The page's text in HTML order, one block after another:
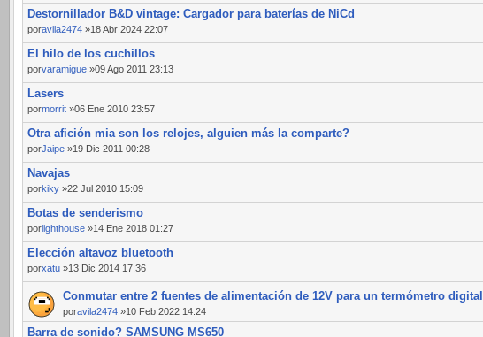
Destornillador B&D vintage: Cargador para baterías de NiCd
poravila2474 »18 Abr 2024 22:07
El hilo de los cuchillos
porvaramigue »09 Ago 2011 23:13
Lasers
pormorrit »06 Ene 2010 23:57
Otra afición mia son los relojes, alguien más la comparte?
porJaipe »19 Dic 2011 00:28
Navajas
porkiky »22 Jul 2010 15:09
Botas de senderismo
porlighthouse »14 Ene 2018 01:27
Elección altavoz bluetooth
porxatu »13 Dic 2014 17:36
Conmutar entre 2 fuentes de alimentación de 12V para un termómetro digital
poravila2474 »10 Feb 2022 14:24
Barra de sonido? SAMSUNG MS650